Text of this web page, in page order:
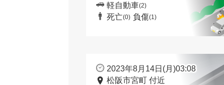
軽自動車(2)
死亡(0) 負傷(1)
2023年8月14日(月)03:08
松阪市宮町 付近